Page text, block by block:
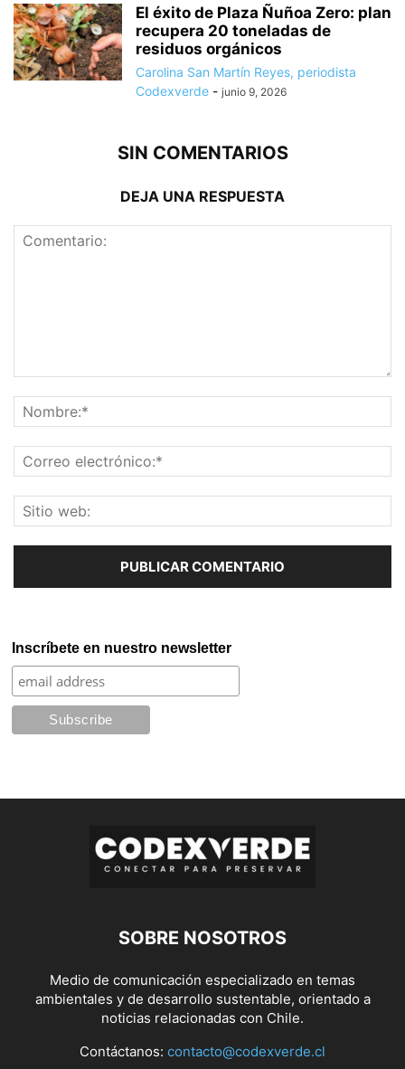
El éxito de Plaza Ñuñoa Zero: plan
recupera 20 toneladas de
residuos orgánicos
Carolina San Martín Reyes, periodista
Codexverde - junio 9, 2026
SIN COMENTARIOS
DEJA UNA RESPUESTA
Inscríbete en nuestro newsletter
SOBRE NOSOTROS
Medio de comunicación especializado en temas
ambientales y de desarrollo sustentable, orientado a
noticias relacionadas con Chile.
Contáctanos: contacto@codexverde.cl